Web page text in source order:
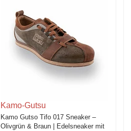
Kamo-Gutsu
Kamo Gutso Tifo 017 Sneaker –
Olivgrün & Braun | Edelsneaker mit